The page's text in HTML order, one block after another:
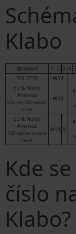
Klabo
Standard 1 2 3 4 5
ISO 3779
WMI
EU & North
America
Více než 500 vozidel
za rok
WMI
EU & North
America
500 vozidel za rok a
méně
WMI 9
Kde
číslo
Klabo?